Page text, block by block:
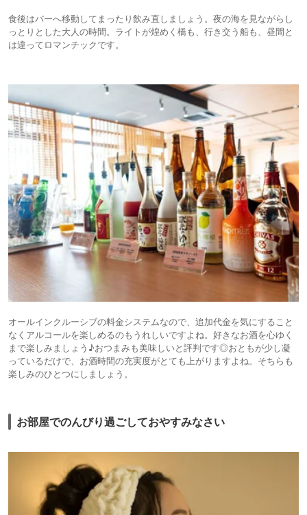
食後はバーへ移動してまったり飲み直しましょう。夜の海を見ながらし
っとりとした大人の時間。ライトが煌めく橋も、行き交う船も、昼間と
は違ってロマンチックです。
オールインクルーシブの料金システムなので、追加代金を気にすること
なくアルコールを楽しめるのもうれしいですよね。好きなお酒を心ゆく
まで楽しみましょう♪おつまみも美味しいと評判です◎おともが少し凝
っているだけで、お酒時間の充実度がとても上がりますよね。そちらも
楽しみのひとつにしましょう。
お部屋でのんびり過ごしておやすみなさい